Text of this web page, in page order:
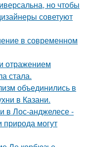
но чтобы
советуют
в современном
отражением
стала.
объединились в
в Казани.
в Лос-анджелесе -
природа могут